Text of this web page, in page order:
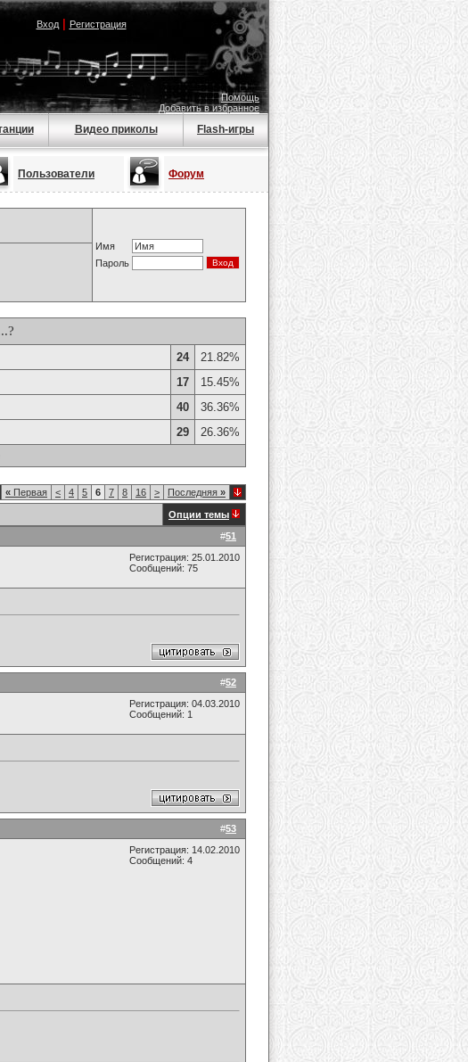
Вход| Регистрация
Помощь
Добавить в избранное
Видео приколы Flash-игры
Пользователи Форум
Имя
Пароль
24
21.82%
17
15.45%
40
36.36%
29 26.36%
« Первая < 4 5 6 7 8 16 > Последняя »
Опции темы
#51
Регистрация: 25.01.2010
Сообщений: 75
#52
Регистрация: 04.03.2010
Сообщений: 1
#53
Регистрация: 14.02.2010
Сообщений: 4